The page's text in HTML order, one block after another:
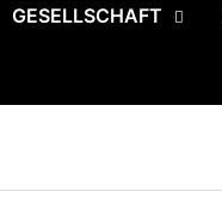
GESELLSCHAFT